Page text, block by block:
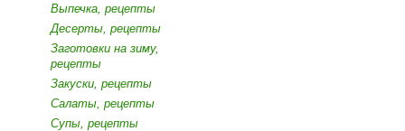
Выпечка, рецепты
Десерты, рецепты
Заготовки на зиму,
рецепты
Закуски, рецепты
Салаты, рецепты
Супы, рецепты